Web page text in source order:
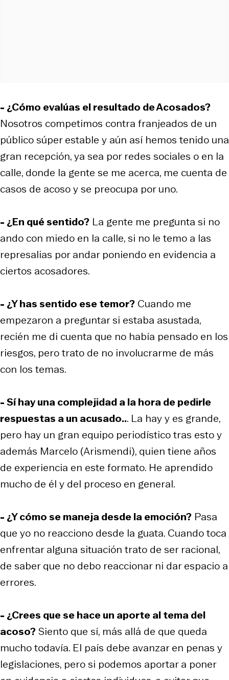
- ¿Cómo evalúas el resultado de Acosados?
Nosotros competimos contra franjeados de un
público súper estable y aún así hemos tenido una
gran recepción, ya sea por redes sociales o en la
calle, donde la gente se me acerca, me cuenta de
casos de acoso y se preocupa por uno.
- ¿En qué sentido? La gente me pregunta si no
ando con miedo en la calle, si no le temo a las
represalias por andar poniendo en evidencia a
ciertos acosadores.
- ¿Y has sentido ese temor? Cuando me
empezaron a preguntar si estaba asustada,
recién me di cuenta que no había pensado en los
riesgos, pero trato de no involucrarme de más
con los temas.
- Sí hay una complejidad a la hora de pedirle
respuestas a un acusado... La hay y es grande,
pero hay un gran equipo periodístico tras esto y
además Marcelo (Arismendi), quien tiene años
de experiencia en este formato. He aprendido
mucho de él y del proceso en general.
- ¿Y cómo se maneja desde la emoción? Pasa
que yo no reacciono desde la guata. Cuando toca
enfrentar alguna situación trato de ser racional,
de saber que no debo reaccionar ni dar espacio a
errores.
- ¿Crees que se hace un aporte al tema del
acoso? Siento que sí, más allá de que queda
mucho todavía. El país debe avanzar en penas y
legislaciones, pero si podemos aportar a poner